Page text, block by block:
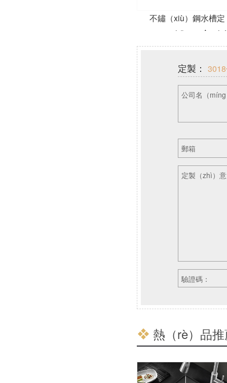
不鏽（xiù）鋼水槽
（chǎng）合（
定製：
公司名（
郵箱
定製（zhì）
驗證碼：
熱（rè）品